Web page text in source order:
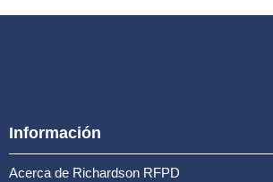
Información
Acerca de Richardson RFPD